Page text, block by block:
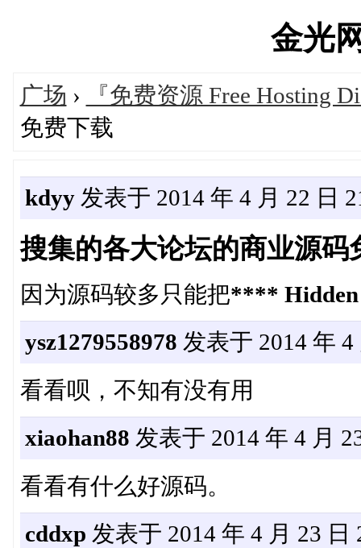
金光
广场 ›
『免费资源 Free Hosting
免费下载
kdyy发表于 2014 年 4 月 22 日
搜集的各大论坛的商业源码
因为源码较多只能把****
ysz1279558978 发表于 2014 年 4
看看呗，不知有没有用
xiaohan88 发表于 2014 年 4 月
看看有什么好源码。
cddxp 发表于 2014 年 4 月 23 日